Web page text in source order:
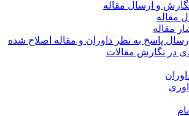
و ارسال مقاله
پاسخ به نظر داوران و مقاله اصلاح شده
نگارش مقالات